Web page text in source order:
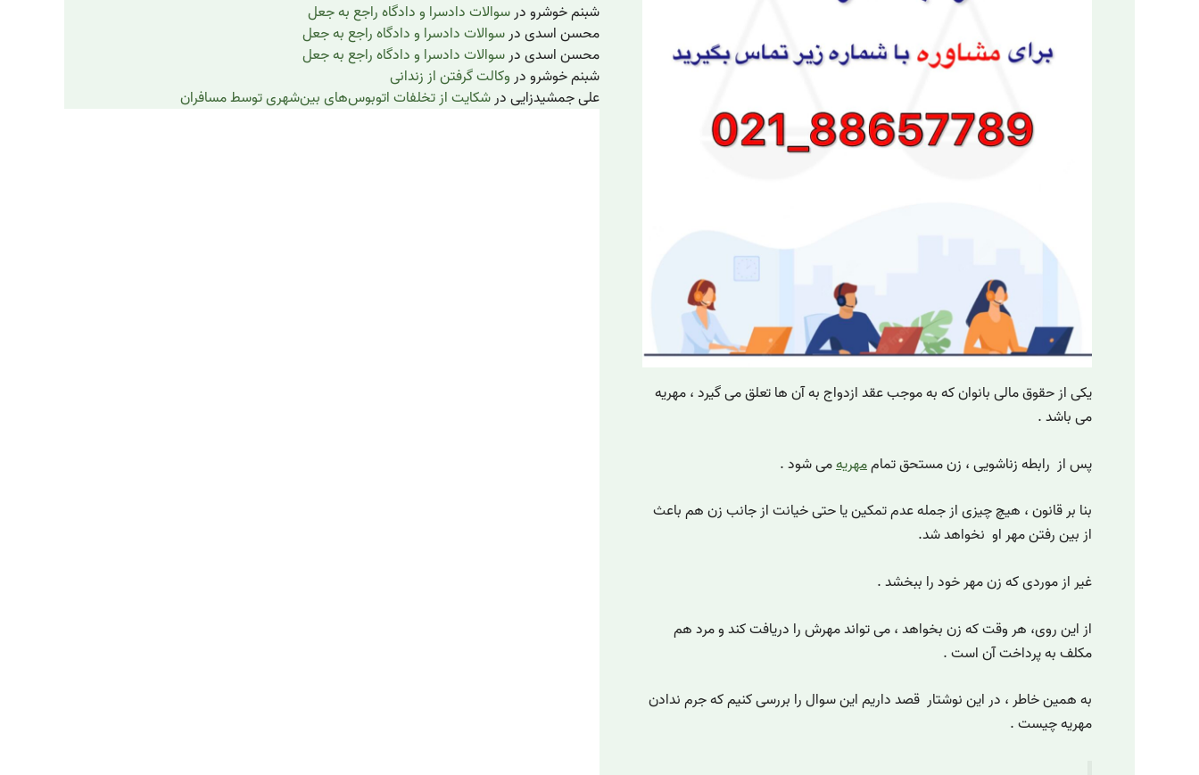
یکی از حقوق مالی بانوان که به موجب عقد ازدواج به آن ها تعلق می گیرد ، مهریه
می باشد .
پس از رابطه زناشویی ، زن مستحق تماممهریهمی شود .
بنا بر قانون ، هیچ چیزی از جمله عدم تمکین یا حتی خیانت از جانب زن هم باعث
از بین رفتن مهر او نخواهد شد.
غیر از موردی که زن مهر خود را ببخشد .
از این روی، هر وقت که زن بخواهد ، می تواند مهرش را دریافت کند و مرد هم
مکلف به پرداخت آن است .
به همین خاطر ، در این نوشتار قصد داریم این سوال را بررسی کنیم که جرم ندادن
مهریه چیست .
شبنم خوشرودرسوالات دادسرا و دادگاه راجع به جعل
محسن اسدیدرسوالات دادسرا و دادگاه راجع به جعل
محسن اسدیدرسوالات دادسرا و دادگاه راجع به جعل
شبنم خوشرودروکالت گرفتن از زندانی
علی جمشیدزاییدرشکایت از تخلفات اتوبوس‌های بین‌شهری توسط مسافران